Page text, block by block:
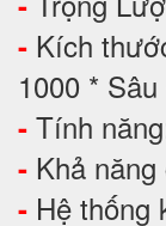
- Kích
1000 *
- Tính
- Khả
- Hệ thống